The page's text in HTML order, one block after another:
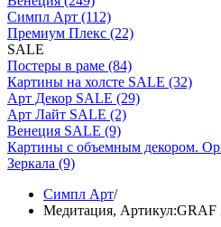
Симпл Арт (112)
Премиум Плекс (22)
SALE
Постеры в раме (84)
Картины на холсте SALE (32)
Арт Декор SALE (29)
Арт Лайт SALE (2)
Венеция SALE (9)
Картины с объемным декором.
Зеркала (9)
Симпл Арт/
Медитация, Артикул:GRAF